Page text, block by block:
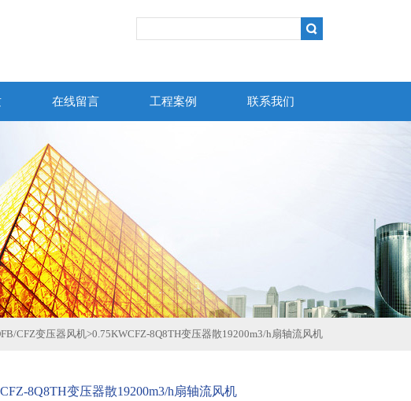
在线留言 工程案例 联系我们
CFZ变压器风机>0.75KWCFZ-8Q8TH变压器散19200m3/h扇轴流风机
CFZ-8Q8TH变压器散19200m3/h扇轴流风机